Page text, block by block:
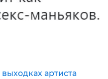
выходках артиста